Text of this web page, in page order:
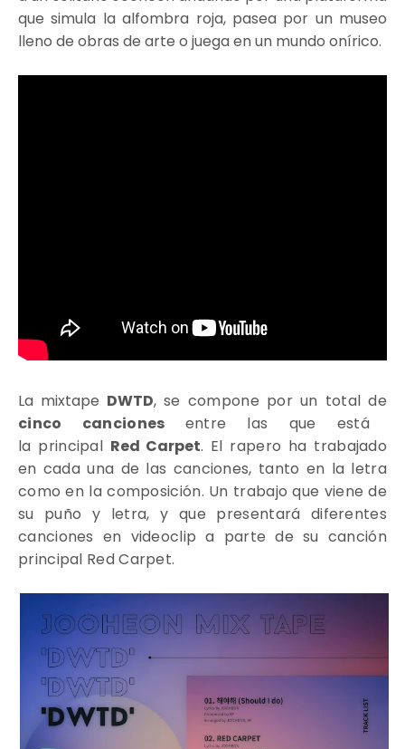
que simula la alfombra roja, pasea por un museo
lleno de obras de arte o juega en un mundo onírico.
La mixtape DWTD, se compone por un total de
cinco canciones entre las que está
la principal Red Carpet. El rapero ha trabajado
en cada una de las canciones, tanto en la letra
como en la composición. Un trabajo que viene de
su puño y letra, y que presentará diferentes
canciones en videoclip a parte de su canción
principal Red Carpet.